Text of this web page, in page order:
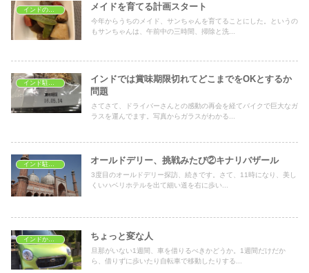
メイドを育てる計画スタート
今年からうちのメイド、サンちゃんを育てることにした。というの
もサンちゃんは、午前中の三時間、掃除と洗...
インドでは賞味期限切れてどこまでをOKとするか
問題
さてさて、ドライバーさんとの感動の再会を経てバイクで巨大なガ
ラスを運んでます。写真からガラスがわかる...
オールドデリー、挑戦みたび②キナリバザール
3度目のオールドデリー探訪、続きです。さて、11時になり、美し
くいハベリホテルを出て細い道を右に歩い...
ちょっと変な人
旦那がいない1週間、車を借りるべきかどうか。1週間だけだか
ら、借りずに歩いたり自転車で移動したりする...